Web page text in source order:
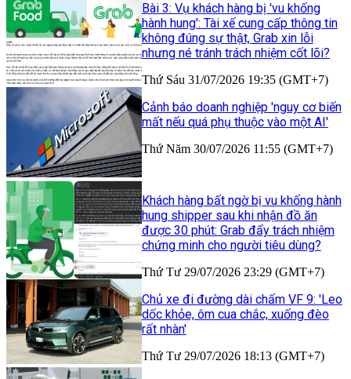
Bài 3: Vụ khách hàng bị 'vu khống
hành hung': Tài xế cung cấp thông tin
không đúng sự thật, Grab xin lỗi
nhưng né tránh trách nhiệm cốt lõi?
Thứ Sáu 31/07/2026 19:35 (GMT+7)
Cảnh báo doanh nghiệp 'nguy cơ biến
mất nếu quá phụ thuộc vào một AI'
Thứ Năm 30/07/2026 11:55 (GMT+7)
Khách hàng bất ngờ bị vu khống hành
hung shipper sau khi nhận đồ ăn
được 30 phút: Grab đẩy trách nhiệm
chứng minh cho người tiêu dùng?
Thứ Tư 29/07/2026 23:29 (GMT+7)
Chủ xe đi đường dài chấm VF 9: 'Leo
dốc khỏe, ôm cua chắc, xuống đèo
rất nhàn'
Thứ Tư 29/07/2026 18:13 (GMT+7)